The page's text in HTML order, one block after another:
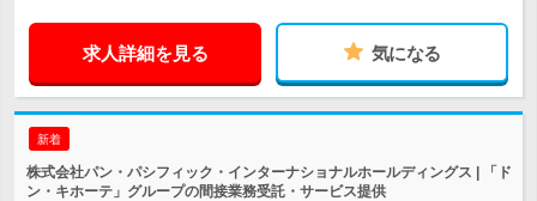
求人詳細を見る 気になる
新着
株式会社パン・パシフィック・インターナショナルホールディングス | 「ド
ン・キホーテ」グループの間接業務受託・サービス提供